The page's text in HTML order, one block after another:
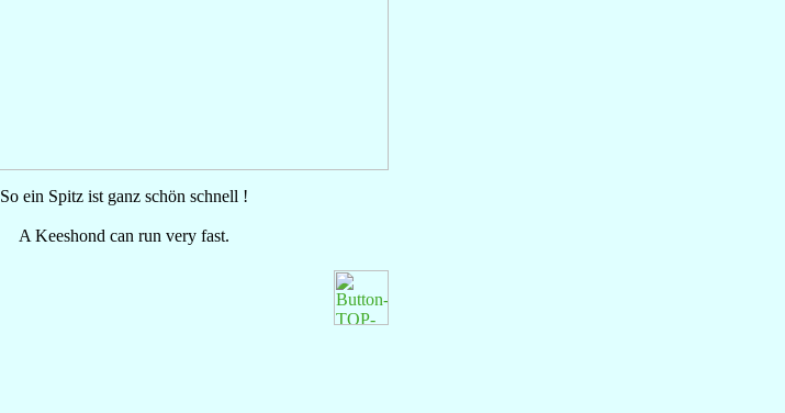
So ein Spitz ist ganz schön schnell !
A Keeshond can run very fast.